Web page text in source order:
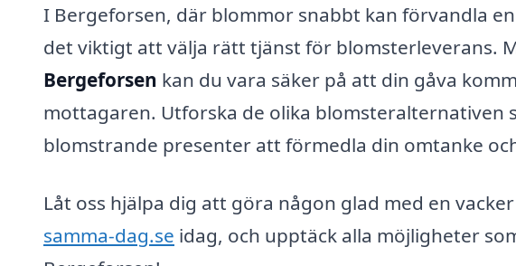
I Bergeforsen, där blommor snabbt kan förvandla
det viktigt att välja rätt tjänst för blomsterleverans.
Bergeforsen kan du vara säker på att din gåva
mottagaren. Utforska de olika blomsteralternativen
blomstrande presenter att förmedla din omtanke
Låt oss hjälpa dig att göra någon glad med en
samma-dag.se idag, och upptäck alla möjligheter